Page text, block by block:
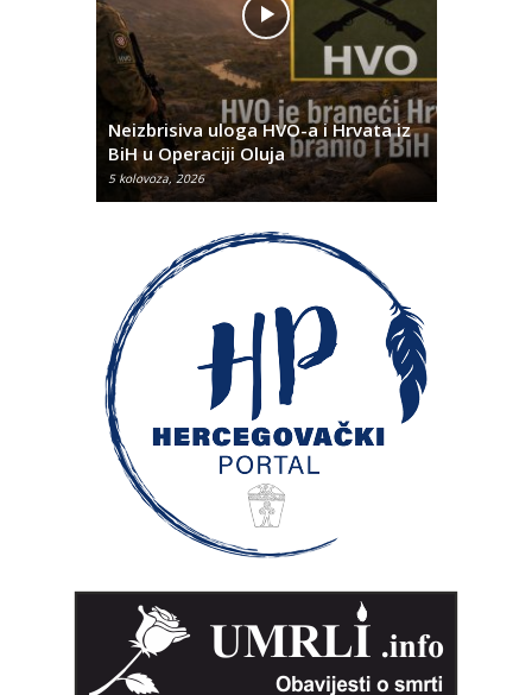
Neizbrisiva uloga HVO-a i Hrvata iz
BiH u Operaciji Oluja
5 kolovoza, 2026